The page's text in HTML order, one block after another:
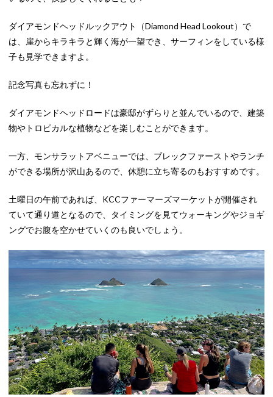
ダイアモンドヘッドルックアウト（Diamond Head Lookout）で
は、崖からキラキラと輝く海が一望でき、サーフィンをしている様
子も見学できますよ。
記念写真も忘れずに！
ダイアモンドヘッドロードは豪邸がずらりと並んでいるので、建築
物やトロピカルな植物などを楽しむことができます。
一方、モンサラットアベニューでは、ブレックファーストやランチ
ができる場所が沢山あるので、休憩に立ち寄るのもおすすめです。
土曜日の午前であれば、KCCファーマーズマーケットが開催され
ていて通り道となるので、タイミングを見てウォーキングやジョギ
ングでお腹を空かせていくのも良いでしょう。